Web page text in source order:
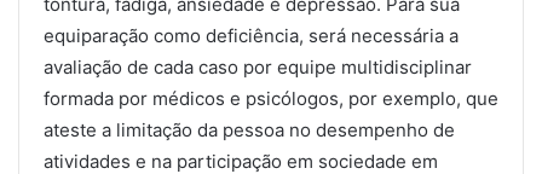
equiparação como deficiência, será necessária a
avaliação de cada caso por equipe multidisciplinar
formada por médicos e psicólogos, por exemplo, que
ateste a limitação da pessoa no desempenho de
atividades e na participação em sociedade em